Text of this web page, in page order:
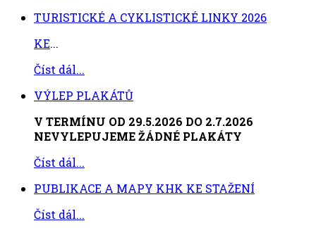
TURISTICKÉ A CYKLISTICKÉ LINKY 2026
KE...
Číst dál...
VÝLEP PLAKÁTŮ
V TERMÍNU OD 29.5.2026 DO 2.7.2026
NEVYLEPUJEME ŽÁDNÉ PLAKÁTY
Číst dál...
PUBLIKACE A MAPY KHK KE STAŽENÍ
Číst dál...